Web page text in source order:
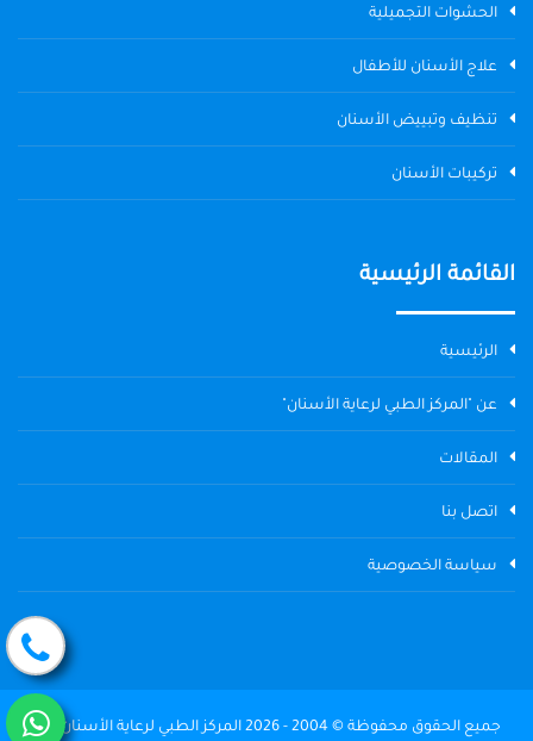
الحشوات التجميلية
علاج الأسنان للأطفال
تنظيف وتبييض الأسنان
تركيبات الأسنان
القائمة الرئيسية
الرئيسية
عن "المركز الطبي لرعاية الأسنان"
المقالات
اتصل بنا
سياسة الخصوصية
جميع الحقوق محفوظة © 2004 - 2026 المركز الطبي لرعاية الأسنان The